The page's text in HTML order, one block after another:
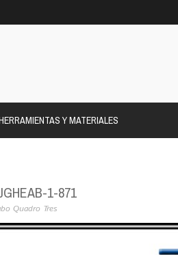
Y MATERIALES
1-871
Quadro Tres